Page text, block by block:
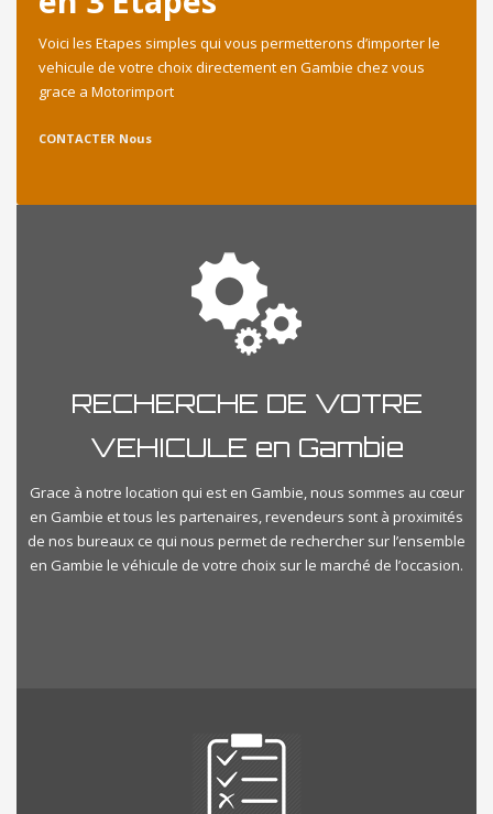
Voici les Etapes simples qui vous permetterons d’importer le
vehicule de votre choix directement en Gambie chez vous
grace a Motorimport
CONTACTER Nous
RECHERCHE DE VOTRE
VEHICULE en Gambie
Grace à notre location qui est en Gambie, nous sommes au cœur
en Gambie et tous les partenaires, revendeurs sont à proximités
de nos bureaux ce qui nous permet de rechercher sur l’ensemble
en Gambie le véhicule de votre choix sur le marché de l’occasion.